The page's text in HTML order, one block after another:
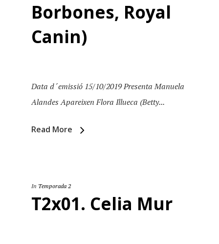
Borbones, Royal
Canin)
Data d´emissió 15/10/2019 Presenta Manuela
Alandes Apareixen Flora Illueca (Betty...
Read More
In Temporada 2
T2x01. Celia Mur